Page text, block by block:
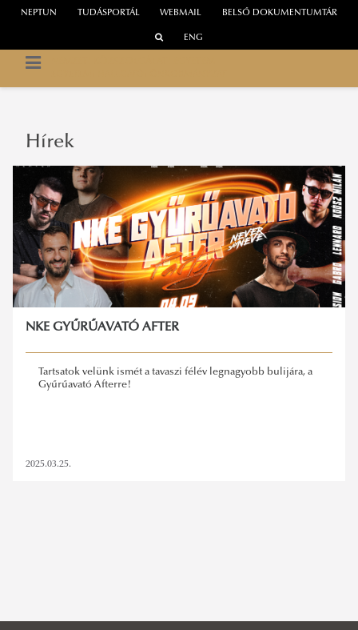
WEBMAIL
NEPTUN TUDÁSPORTÁL BELSŐ DOKUMENTUMTÁR
ENG
Hírek
NKE GYŰRŰAVATÓ AFTER
Tartsatok velünk ismét a tavaszi félév legnagyobb bulijára, a
Gyűrűavató Afterre!
2025.03.25.